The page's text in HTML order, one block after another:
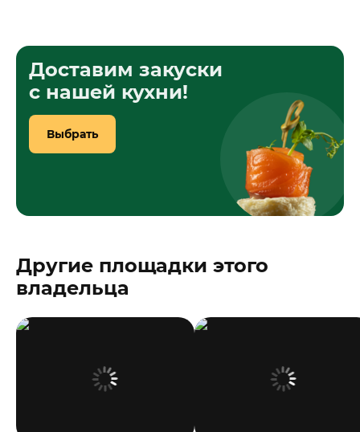
Доставим закуски
с нашей кухни!
Выбрать
Другие площадки этого
владельца